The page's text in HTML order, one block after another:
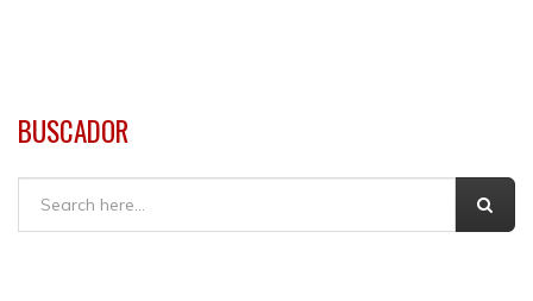
BUSCADOR
Buscar